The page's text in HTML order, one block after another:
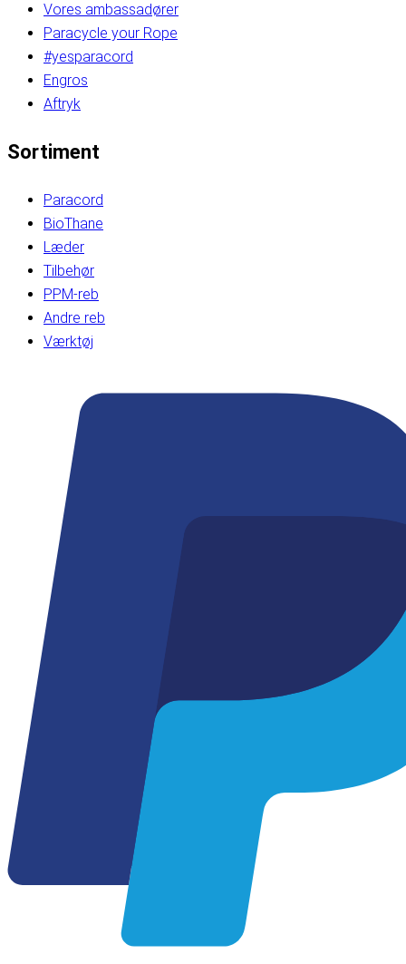
Vores ambassadører
Paracycle your Rope
#yesparacord
Engros
Aftryk
Sortiment
Paracord
BioThane
Læder
Tilbehør
PPM-reb
Andre reb
Værktøj